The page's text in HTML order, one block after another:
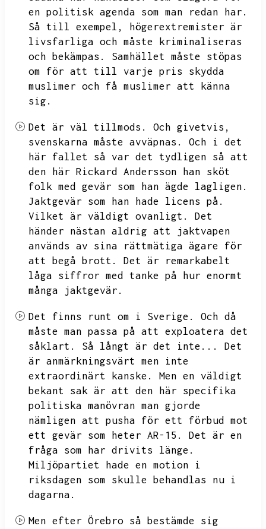
en politisk agenda som man redan har.
Så till exempel,
högerextremister är
livsfarliga och måste kriminaliseras
och bekämpas.
Samhället måste stöpas
om för att till varje pris skydda
muslimer och få muslimer att känna
sig.
Det är väl tillmods.
Och givetvis,
svenskarna måste avväpnas.
Och i det
här fallet så var det tydligen så att
den här Rickard Andersson han sköt
folk med gevär som han ägde lagligen.
Jaktgevär som han hade licens på.
Vilket är väldigt ovanligt.
Det
händer nästan aldrig att jaktvapen
används av sina rättmätiga ägare för
att begå brott.
Det är remarkabelt
låga siffror med tanke på hur enormt
många jaktgevär.
Det finns runt om i Sverige.
Och då
måste man passa på att exploatera det
såklart.
Så långt är det inte...
Det
är anmärkningsvärt men inte
extraordinärt kanske.
Men en väldigt
bekant sak är att den här specifika
politiska manövran man gjorde
nämligen att pusha för ett förbud mot
ett gevär som heter AR-15.
Det är en
fråga som har drivits länge.
Miljöpartiet hade en motion i
riksdagen som skulle behandlas nu i
dagarna.
Men efter Örebro så bestämde sig